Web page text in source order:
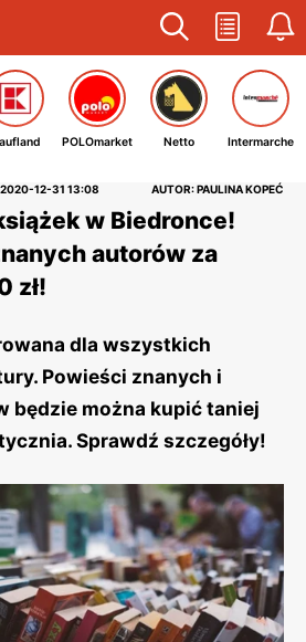
POLOmarket Netto Intermarche
2020-12-31 13:08 AUTOR: PAULINA KOPEĆ
w Biedronce!
autorów za
zł!
dla wszystkich
Powieści znanych i
będzie można kupić taniej
Sprawdź szczegóły!